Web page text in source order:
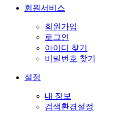
회원서비스
회원가입
로그인
아이디 찾기
비밀번호 찾기
설정
내 정보
검색환경설정